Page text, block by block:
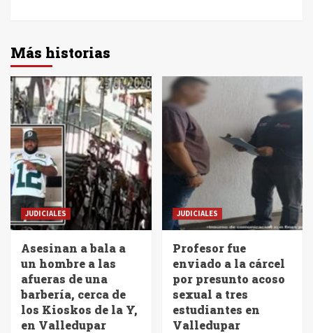
Más historias
JUDICIALES
Asesinan a bala a
un hombre a las
afueras de una
barbería, cerca de
los Kioskos de la Y,
en Valledupar
JUDICIALES
Profesor fue
enviado a la cárcel
por presunto acoso
sexual a tres
estudiantes en
Valledupar